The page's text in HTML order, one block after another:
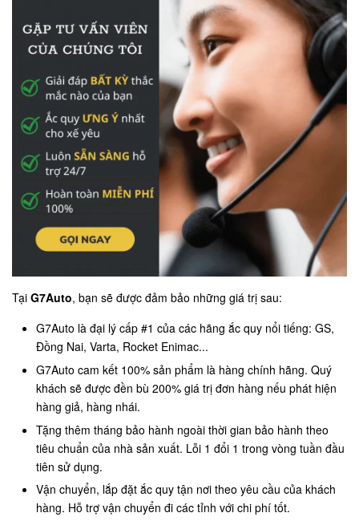
Tại G7Auto, bạn sẽ được đảm bảo những giá trị sau:
G7Auto là đại lý cấp #1 của các hãng ắc quy nổi tiếng: GS,
Đồng Nai, Varta, Rocket Enimac...
G7Auto cam kết 100% sản phẩm là hàng chính hãng. Quý
khách sẽ được đền bù 200% giá trị đơn hàng nếu phát hiện
hàng giả, hàng nhái.
Tặng thêm tháng bảo hành ngoài thời gian bảo hành theo
tiêu chuẩn của nhà sản xuất. Lỗi 1 đổi 1 trong vòng tuần đầu
tiên sử dụng.
Vận chuyển, lắp đặt ắc quy tận nơi theo yêu cầu của khách
hàng. Hỗ trợ vận chuyển đi các tỉnh với chi phí tốt.